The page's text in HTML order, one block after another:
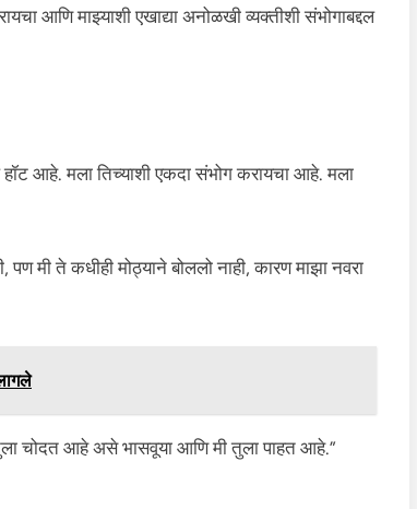
आणि माझ्याशी एखाद्या अनोळखी व्यक्तीशी संभोगाबद्दल
हॉट आहे. मला तिच्याशी एकदा संभोग करायचा आहे. मला
मी ते कधीही मोठ्याने बोललो नाही, कारण माझा नवरा
चोदत आहे असे भासवूया आणि मी तुला पाहत आहे.”